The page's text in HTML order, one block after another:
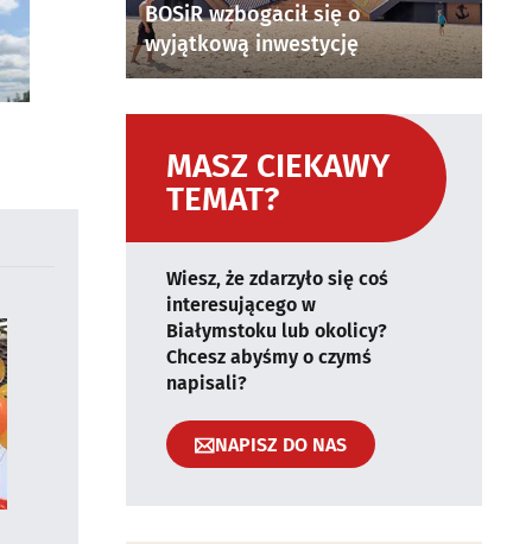
BOSiR wzbogacił się o
wyjątkową inwestycję
MASZ CIEKAWY
TEMAT?
Wiesz, że zdarzyło się coś
interesującego w
Białymstoku lub okolicy?
Chcesz abyśmy o czymś
napisali?
NAPISZ DO NAS